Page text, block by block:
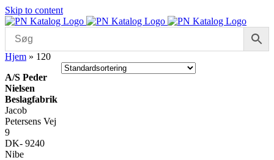
Skip to content
Hjem » 120
A/S Peder
Nielsen
Beslagfabrik
Jacob
Petersens Vej
9
DK- 9240
Nibe